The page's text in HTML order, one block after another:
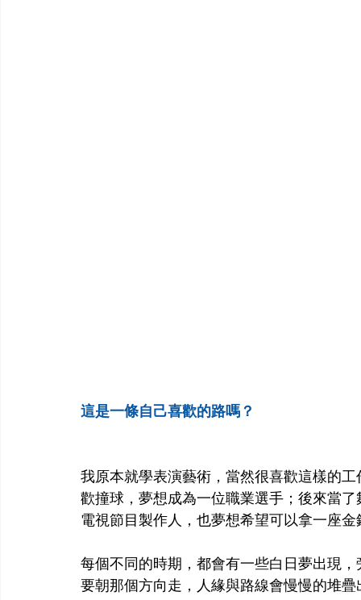
這是一條自己喜歡的路嗎？
我原本就學表演藝術，當然很喜歡這樣的
歡撞球，夢想成為一位職業選手；後來當
電視節目製作人，也夢想希望可以拿一座
每個不同的時期，都會有一些白日夢出現
要朝那個方向走，人緣與路線會慢慢的堆